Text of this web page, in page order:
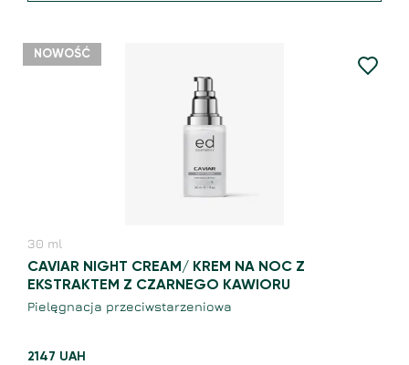
NOWOŚĆ
30 ml
CAVIAR NIGHT CREAM/ KREM NA NOC Z
EKSTRAKTEM Z CZARNEGO KAWIORU
Pielęgnacja przeciwstarzeniowa
2147 UAH